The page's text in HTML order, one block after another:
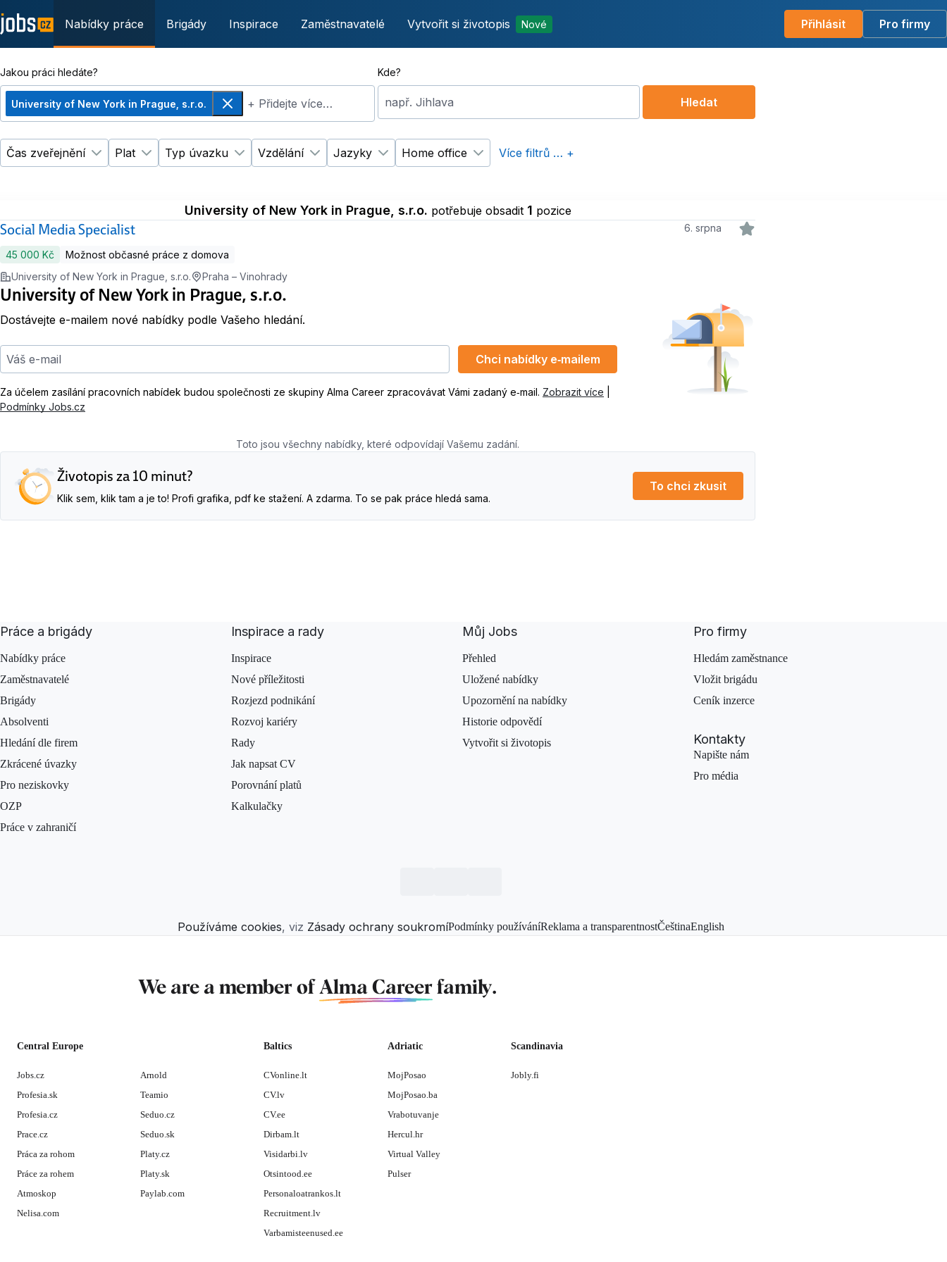
Nabídky práce Brigády Inspirace Zaměstnavatelé Vytvořit si životopis Nové Přihlásit Pro firmy
Jakou práci hledáte?
University of New York in Prague, s.r.o.
Odebrat+ Přidejte více…
Kde?
např. Jihlava
Čas zveřejnění
Změnit filtr Čas zveřejnění
Plat
Změnit filtr Plat
Typ úvazku
Změnit filtr Typ úvazku
Vzdělání
Změnit filtr Vzdělání
Jazyky
Změnit filtr Jazyky
Home office
Změnit filtr Home office
Více filtrů … +
Hledat
University of New York in Prague, s.r.o. potřebuje obsadit 1 pozice
Social Media Specialist 6. srpna
45 000 Kč
Možnost občasné práce z domova
University of New York in Prague, s.r.o.
Praha – Vinohrady
University of New York in Prague, s.r.o.
Dostávejte e-mailem nové nabídky podle Vašeho hledání.
Váš e-mail
Chci nabídky e‑mailem
Za účelem zasílání pracovních nabídek budou společnosti ze skupiny Alma Career zpracovávat Vámi zadaný e‑mail. Zobrazit více
Podmínky Jobs.cz
Toto jsou všechny nabídky, které odpovídají Vašemu zadání.
Životopis za 10 minut?
Klik sem, klik tam a je to! Profi grafika, pdf ke stažení. A zdarma. To se pak práce hledá sama.
To chci zkusit
Práce a brigády
Nabídky práce
Zaměstnavatelé
Brigády
Absolventi
Hledání dle firem
Zkrácené úvazky
Pro neziskovky
OZP
Práce v zahraničí
Inspirace a rady
Inspirace
Nové příležitosti
Rozjezd podnikání
Rozvoj kariéry
Rady
Jak napsat CV
Porovnání platů
Kalkulačky
Můj Jobs
Přehled
Uložené nabídky
Upozornění na nabídky
Historie odpovědí
Vytvořit si životopis
Pro firmy
Hledám zaměstnance
Vložit brigádu
Ceník inzerce
Kontakty
Napište nám
Pro média
Používáme cookies, viz Zásady ochrany soukromíPodmínky používáníReklama a transparentnostČeštinaEnglish
We are a member of Alma Careerfamily.
Central Europe
Jobs.cz
Profesia.sk
Profesia.cz
Prace.cz
Práca za rohom
Práce za rohem
Atmoskop
Nelisa.com
Arnold
Teamio
Seduo.cz
Seduo.sk
Platy.cz
Platy.sk
Paylab.com
Baltics
CVonline.lt
CV.lv
CV.ee
Dirbam.lt
Visidarbi.lv
Otsintood.ee
Personaloatrankos.lt
Recruitment.lv
Varbamisteenused.ee
Adriatic
MojPosao
MojPosao.ba
Vrabotuvanje
Hercul.hr
Virtual Valley
Pulser
Scandinavia
Jobly.fi